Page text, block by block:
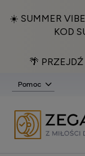
☀️ SUMMER
KOD
🌴
Pomoc